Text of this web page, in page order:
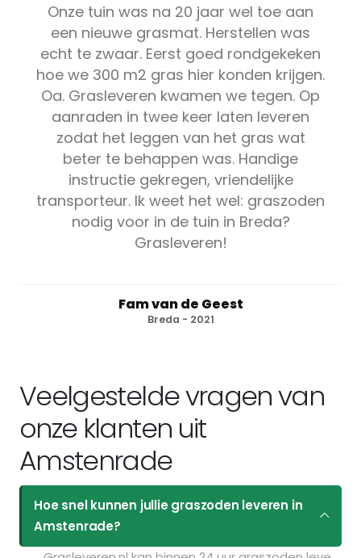
Onze tuin was na 20 jaar wel toe aan
een nieuwe grasmat. Herstellen was
echt te zwaar. Eerst goed rondgekeken
hoe we 300 m2 gras hier konden krijgen.
Oa. Grasleveren kwamen we tegen. Op
aanraden in twee keer laten leveren
zodat het leggen van het gras wat
beter te behappen was. Handige
instructie gekregen, vriendelijke
transporteur. Ik weet het wel: graszoden
nodig voor in de tuin in Breda?
Grasleveren!
Fam van de Geest
Breda - 2021
Veelgestelde vragen van
onze klanten uit
Amstenrade
Hoe snel kunnen jullie graszoden leveren in
Amstenrade?